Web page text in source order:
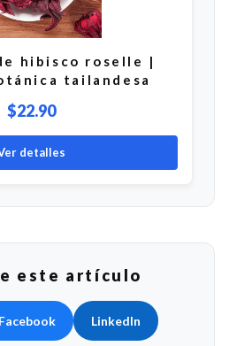
hibisco roselle |
tailandesa
$22.90
detalles
este artículo
Facebook LinkedIn